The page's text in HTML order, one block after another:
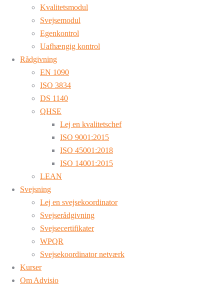
Kvalitetsmodul
Svejsemodul
Egenkontrol
Uafhængig kontrol
Rådgivning
EN 1090
ISO 3834
DS 1140
QHSE
Lej en kvalitetschef
ISO 9001:2015
ISO 45001:2018
ISO 14001:2015
LEAN
Svejsning
Lej en svejsekoordinator
Svejserådgivning
Svejsecertifikater
WPQR
Svejsekoordinator netværk
Kurser
Om Advisio